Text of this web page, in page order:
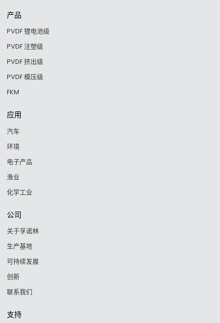
产品
PVDF 锂电池级
PVDF 注塑级
PVDF 挤出级
PVDF 模压级
FKM
应用
汽车
环境
电子产品
渔业
化学工业
公司
关于孚诺林
生产基地
可持续发展
创新
联系我们
支持